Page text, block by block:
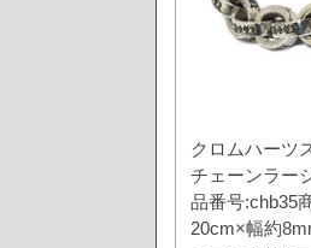
クロムハーツ
チェーンラー
品番号:chb35
20cm×幅約